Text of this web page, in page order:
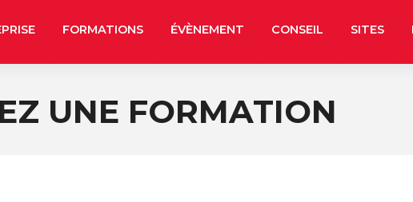
FORMATIONS ÉVÈNEMENT CONSEIL SITES
UNE FORMATION